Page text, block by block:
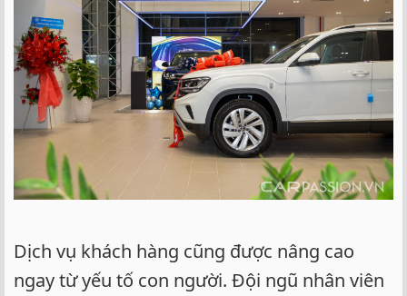
Dịch vụ khách hàng cũng được nâng cao
ngay từ yếu tố con người. Đội ngũ nhân viên